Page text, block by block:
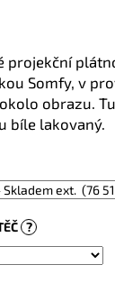
projekční
Somfy, v
obrazu.
bíle lakovaný.
?